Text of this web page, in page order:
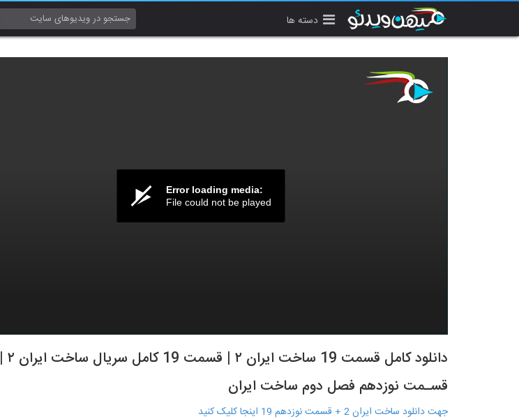
دسته ها
Error loading media:
File could not be played
دانلود کامل قسمت 19 ساخت ایران ۲ | قسمت 19 کامل سریال ساخت ایران ۲ |
قسـمت نوزدهم فصل دوم ساخت ایران
جهت دانلود ساخت ایران 2 + قسمت نوزدهم 19 اینجا کلیک کنید